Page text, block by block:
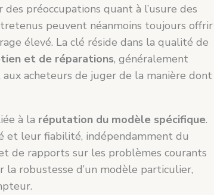
préoccupations quant à l’usure des
peuvent néanmoins toujours offrir
élevé. La clé réside dans la qualité de
et de réparations, généralement
acheteurs de juger de la manière dont
à la réputation du modèle spécifique.
et leur fiabilité, indépendamment du
de rapports sur les problèmes courants
robustesse d’un modèle particulier,